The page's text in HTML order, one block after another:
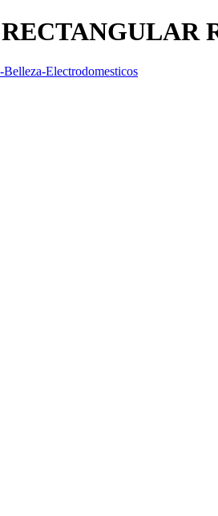
Electrodomesticos